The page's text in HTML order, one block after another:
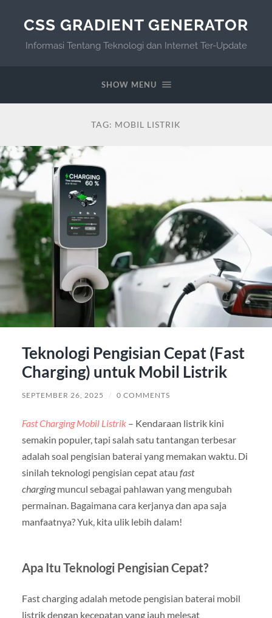
CSS GRADIENT GENERATOR
Informasi Tentang Teknologi dan Internet Ter-Update
SHOW MENU
TAG: MOBIL LISTRIK
Teknologi Pengisian Cepat (Fast
Charging) untuk Mobil Listrik
SEPTEMBER 26, 2025 / 0 COMMENTS
Fast Charging Mobil Listrik– Kendaraan listrik kini
semakin populer, tapi salah satu tantangan terbesar
adalah soal pengisian baterai yang memakan waktu. Di
sinilah teknologi pengisian cepat atau fast
chargingmuncul sebagai pahlawan yang mengubah
permainan. Bagaimana cara kerjanya dan apa saja
manfaatnya? Yuk, kita ulik lebih dalam!
Apa Itu Teknologi Pengisian Cepat?
Fast charging adalah metode pengisian baterai mobil
listrik dengan kecepatan yang jauh melesat